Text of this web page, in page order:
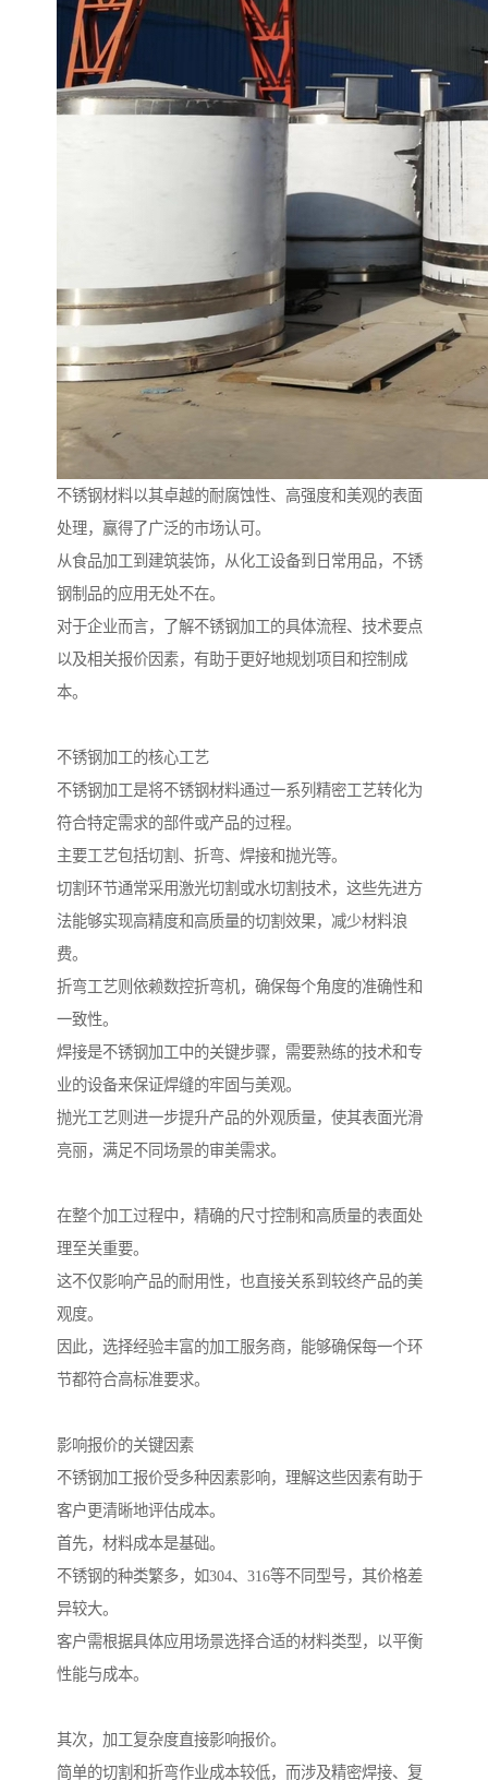
不锈钢材料以其卓越的耐腐蚀性、高强度和美观的表面
处理，赢得了广泛的市场认可。
从食品加工到建筑装饰，从化工设备到日常用品，不锈
钢制品的应用无处不在。
对于企业而言，了解不锈钢加工的具体流程、技术要点
以及相关报价因素，有助于更好地规划项目和控制成
本。
不锈钢加工的核心工艺
不锈钢加工是将不锈钢材料通过一系列精密工艺转化为
符合特定需求的部件或产品的过程。
主要工艺包括切割、折弯、焊接和抛光等。
切割环节通常采用激光切割或水切割技术，这些先进方
法能够实现高精度和高质量的切割效果，减少材料浪
费。
折弯工艺则依赖数控折弯机，确保每个角度的准确性和
一致性。
焊接是不锈钢加工中的关键步骤，需要熟练的技术和专
业的设备来保证焊缝的牢固与美观。
抛光工艺则进一步提升产品的外观质量，使其表面光滑
亮丽，满足不同场景的审美需求。
在整个加工过程中，精确的尺寸控制和高质量的表面处
理至关重要。
这不仅影响产品的耐用性，也直接关系到较终产品的美
观度。
因此，选择经验丰富的加工服务商，能够确保每一个环
节都符合高标准要求。
影响报价的关键因素
不锈钢加工报价受多种因素影响，理解这些因素有助于
客户更清晰地评估成本。
首先，材料成本是基础。
不锈钢的种类繁多，如304、316等不同型号，其价格差
异较大。
客户需根据具体应用场景选择合适的材料类型，以平衡
性能与成本。
其次，加工复杂度直接影响报价。
简单的切割和折弯作业成本较低，而涉及精密焊接、复